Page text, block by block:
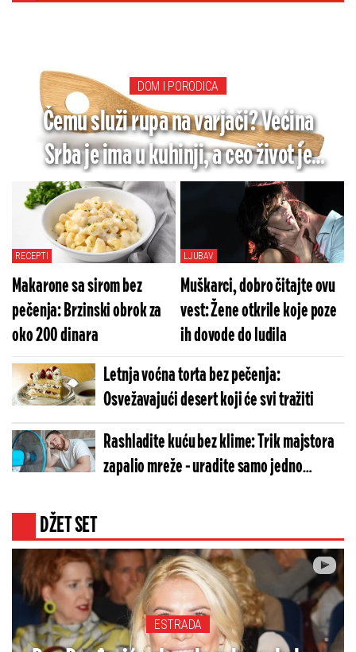
DOM I PORODICA
Čemu služi rupa na varjači? Većina
Srba je ima u kuhinji, a ceo život je
pogrešno koriste
RECEPTI
Makarone sa sirom bez
pečenja: Brzinski obrok za
oko 200 dinara
LJUBAV
Muškarci, dobro čitajte ovu
vest: Žene otkrile koje poze
ih dovode do ludila
Letnja voćna torta bez pečenja:
Osvežavajući desert koji će svi tražiti
Rashladite kuću bez klime: Trik majstora
zapalio mreže - uradite samo jedno
DŽET SET
ESTRADA